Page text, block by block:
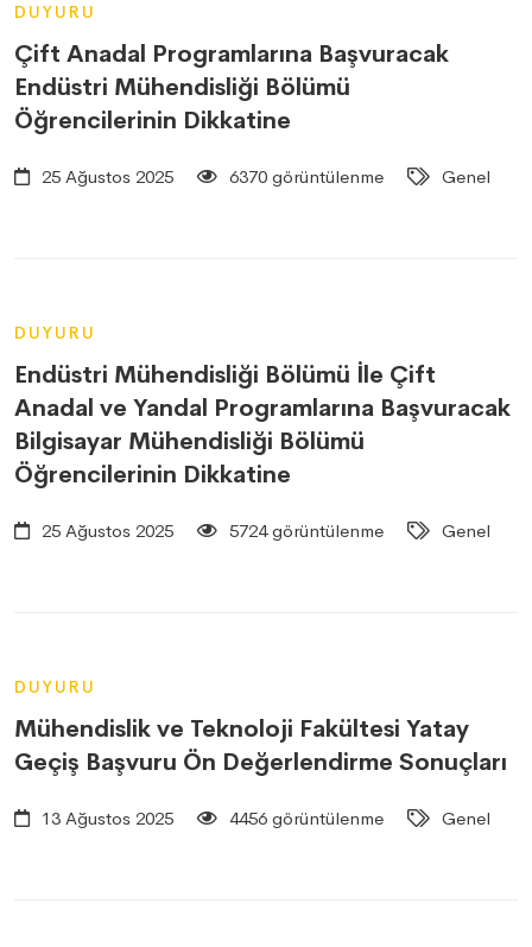
DUYURU
Çift Anadal Programlarına Başvuracak
Endüstri Mühendisliği Bölümü
Öğrencilerinin Dikkatine
25 Ağustos 2025 6370 görüntülenme Genel
DUYURU
Endüstri Mühendisliği Bölümü İle Çift
Anadal ve Yandal Programlarına Başvuracak
Bilgisayar Mühendisliği Bölümü
Öğrencilerinin Dikkatine
25 Ağustos 2025 5724 görüntülenme Genel
DUYURU
Mühendislik ve Teknoloji Fakültesi Yatay
Geçiş Başvuru Ön Değerlendirme Sonuçları
13 Ağustos 2025 4456 görüntülenme Genel